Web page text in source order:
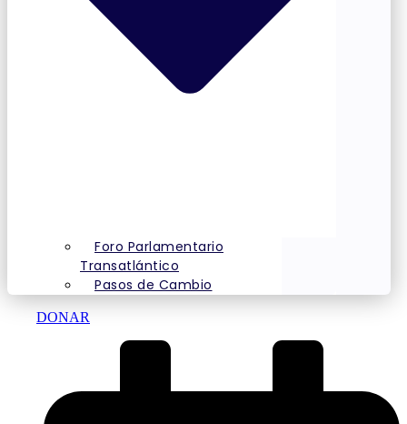
Foro Parlamentario
Transatlántico
Pasos de Cambio
DONAR